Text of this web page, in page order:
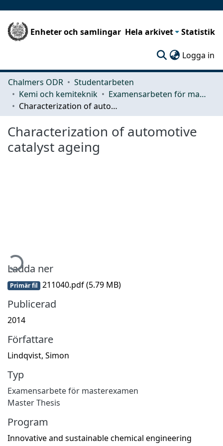
Enheter och samlingar Hela arkivet Statistik
Logga in
Chalmers ODR
Studentarbeten
Kemi och kemiteknik
Examensarbeten för masterexamen
Characterization of automotive catalyst ageing
Characterization of automotive
catalyst ageing
Ladda ner
Primär fil 211040.pdf(5.79 MB)
Publicerad
2014
Författare
Lindqvist, Simon
Typ
Examensarbete för masterexamen
Master Thesis
Program
Innovative and sustainable chemical engineering